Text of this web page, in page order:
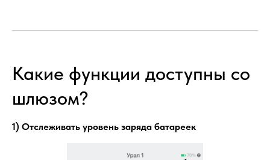
Какие функции доступны со
шлюзом?
1) Отслеживать уровень заряда батареек